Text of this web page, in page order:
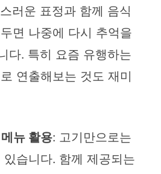
러운 표정과 함께 음식
면 나중에 다시 추억을
다. 특히 요즘 유행하는
연출해보는 것도 재미
뉴 활용: 고기만으로는
습니다. 함께 제공되는